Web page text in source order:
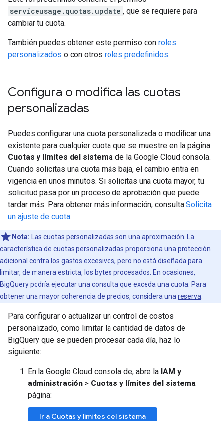
serviceusage.quotas.update , que se requiere para
cambiar tu cuota.
También puedes obtener este permiso con roles
personalizados o con otros roles predefinidos.
Configura o modifica las cuotas
personalizadas
Puedes configurar una cuota personalizada o modificar una
existente para cualquier cuota que se muestre en la página
Cuotas y límites del sistema de la Google Cloud consola.
Cuando solicitas una cuota más baja, el cambio entra en
vigencia en unos minutos. Si solicitas una cuota mayor, tu
solicitud pasa por un proceso de aprobación que puede
tardar más. Para obtener más información, consulta Solicita
un ajuste de cuota.
Nota: Las cuotas personalizadas son una aproximación. La
característica de cuotas personalizadas proporciona una protección
adicional contra los gastos excesivos, pero no está diseñada para
limitar, de manera estricta, los bytes procesados. En ocasiones,
BigQuery podría ejecutar una consulta que exceda una cuota. Para
obtener una mayor coherencia de precios, considera una reserva
Para configurar o actualizar un control de costos
personalizado, como limitar la cantidad de datos de
BigQuery que se pueden procesar cada día, haz lo
siguiente:
En la Google Cloud consola de, abre la IAM y
administración > Cuotas y límites del sistema
página:
Ir a Cuotas y límites del sistema